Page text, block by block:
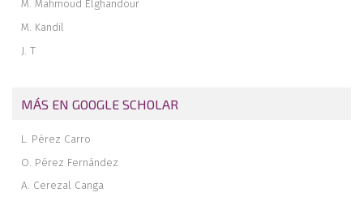
M. Mahmoud Elghandour
M. Kandil
J. T
MÁS EN GOOGLE SCHOLAR
L. Pérez Carro
O. Pérez Fernández
A. Cerezal Canga